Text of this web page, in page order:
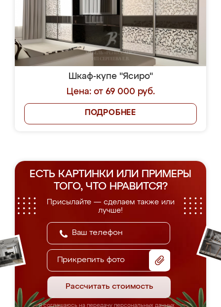
Шкаф-купе "Ясиро"
Цена: от 69 000 руб.
ПОДРОБНЕЕ
ЕСТЬ КАРТИНКИ ИЛИ ПРИМЕРЫ
ТОГО, ЧТО НРАВИТСЯ?
Присылайте — сделаем также или
лучше!
Прикрепить фото
Рассчитать стоимость
Я соглашаюсь на передачу персональных данных